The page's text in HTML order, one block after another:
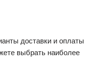
доставки и оплаты
выбрать наиболее